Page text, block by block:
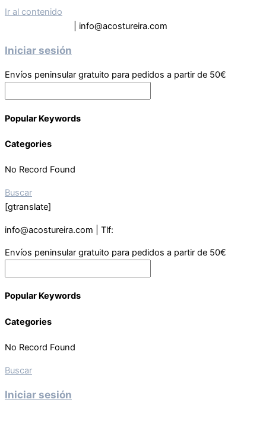
Ir al contenido
| info@acostureira.com
Iniciar sesión
Envíos peninsular gratuito para pedidos a partir de 50€
Popular Keywords
Categories
No Record Found
Buscar
[gtranslate]
info@acostureira.com | Tlf:
Envíos peninsular gratuito para pedidos a partir de 50€
Popular Keywords
Categories
No Record Found
Buscar
Iniciar sesión